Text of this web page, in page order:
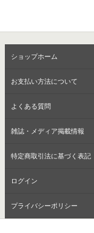
ショップホーム
お支払い方法について
よくある質問
雑誌・メディア掲載情報
特定商取引法に基づく表記
ログイン
プライバシーポリシー